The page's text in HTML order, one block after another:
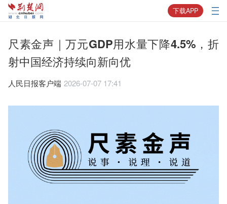
下载APP
尺素金声｜万元GDP用水量下降4.5%，折
射中国经济持续向新向优
人民日报客户端 2026-07-07 17:41